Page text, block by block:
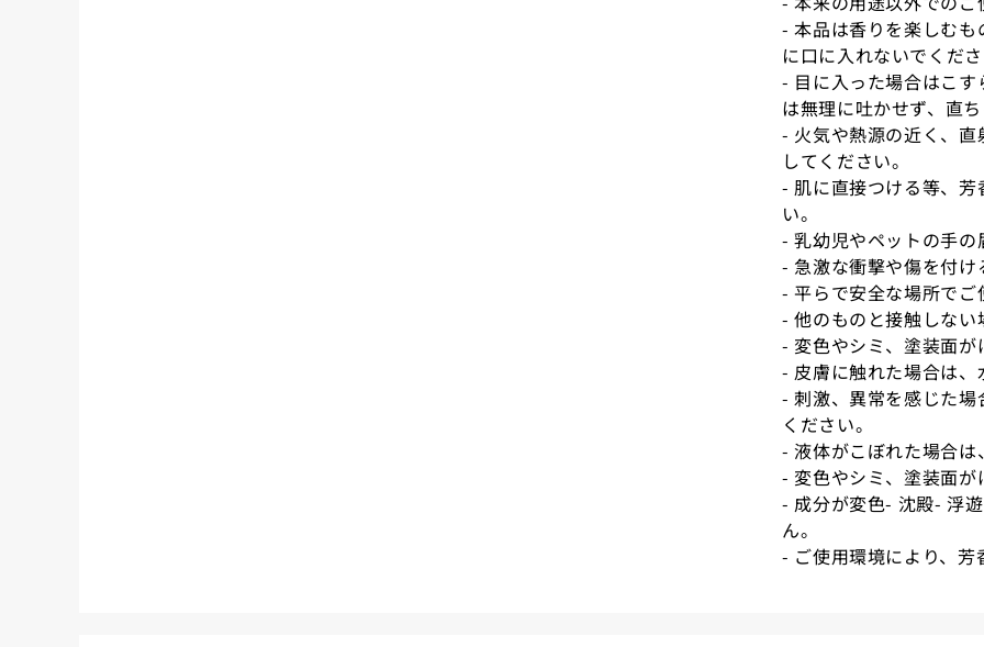
- 本品は香りを楽しむ
に口に入れないでくだ
- 目に入った場合はこ
は無理に吐かせず、直
- 火気や熱源の近く、
してください。
- 肌に直接つける等、
い。
- 乳幼児やペットの手
- 急激な衝撃や傷を付
- 平らで安全な場所でご
- 他のものと接触しな
- 変色やシミ、塗装面
- 皮膚に触れた場合は
- 刺激、異常を感じた
ください。
- 液体がこぼれた場合
- 変色やシミ、塗装面
- 成分が変色- 沈殿- 浮
ん。
- ご使用環境により、